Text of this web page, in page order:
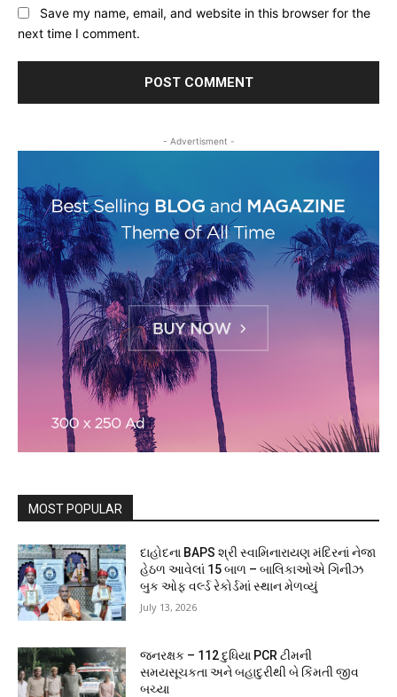
Save my name, email, and website in this browser for the
next time I comment.
- Advertisment -
MOST POPULAR
દાહોદના BAPS શ્રી સ્વામિનારાયણ મંદિરનાં નેજા
હેઠળ આવેલાં 15 બાળ – બાલિકાઓએ ગિનીઝ
બુક ઓફ વર્લ્ડ રેકોર્ડમાં સ્થાન મેળવ્યું
July 13, 2026
જનરક્ષક – 112 દુધિયા PCR ટીમની
સમયસૂચકતા અને બહાદુરીથી બે કિંમતી જીવ
બચ્યા